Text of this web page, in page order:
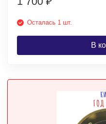
Осталась 1 шт.
В